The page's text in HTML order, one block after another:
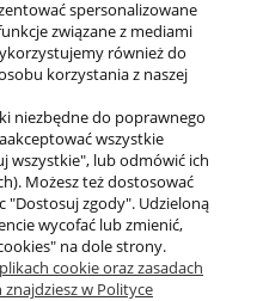
spersonalizowane
związane z mediami
również do
korzystania z naszej
niezbędne do poprawnego
wszystkie
wszystkie", lub odmówić ich
Możesz też dostosować
"Dostosuj zgody". Udzieloną
wycofać lub zmienić,
na dole strony.
cookie oraz zasadach
w Polityce